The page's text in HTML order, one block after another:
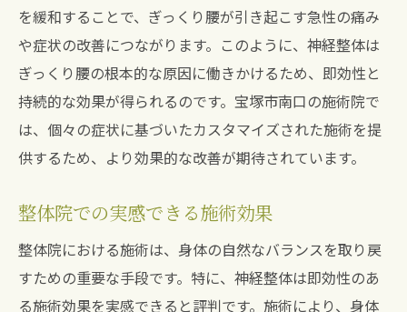
を緩和することで、ぎっくり腰が引き起こす急性の痛み
や症状の改善につながります。このように、神経整体は
ぎっくり腰の根本的な原因に働きかけるため、即効性と
持続的な効果が得られるのです。宝塚市南口の施術院で
は、個々の症状に基づいたカスタマイズされた施術を提
供するため、より効果的な改善が期待されています。
整体院での実感できる施術効果
整体院における施術は、身体の自然なバランスを取り戻
すための重要な手段です。特に、神経整体は即効性のあ
る施術効果を実感できると評判です。施術により、身体